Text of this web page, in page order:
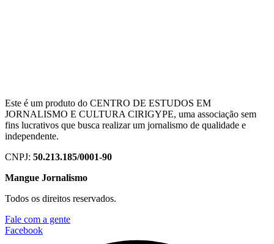
Este é um produto do CENTRO DE ESTUDOS EM
JORNALISMO E CULTURA CIRIGYPE, uma associação sem
fins lucrativos que busca realizar um jornalismo de qualidade e
independente.
CNPJ: 50.213.185/0001-90
Mangue Jornalismo
Todos os direitos reservados.
Fale com a gente
Facebook